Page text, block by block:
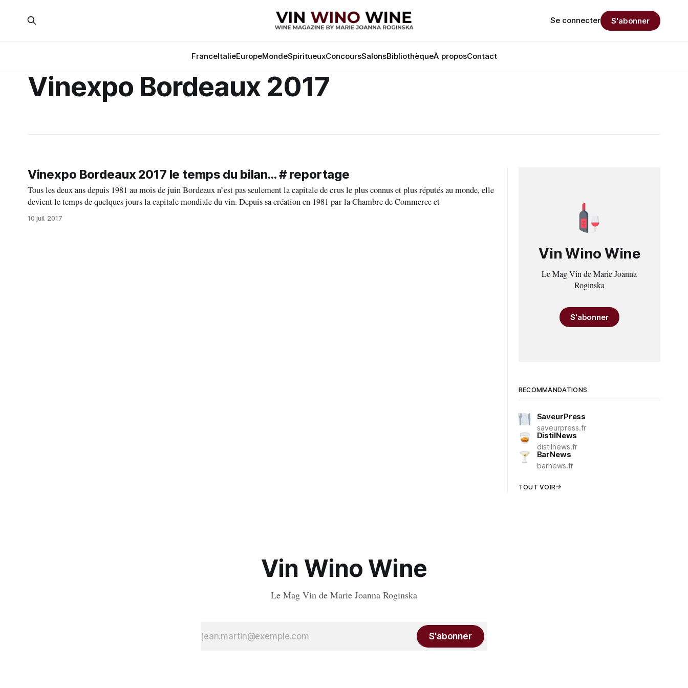
FranceItalieEuropeMondeSpiritueuxConcoursSalonsBibliothèqueÀ proposContact
Se connecter S'abonner
Vinexpo Bordeaux 2017
Vinexpo Bordeaux 2017 le temps du bilan... # reportage
Tous les deux ans depuis 1981 au mois de juin Bordeaux n’est pas seulement la capitale de crus le plus connus et plus réputés au monde, elle
devient le temps de quelques jours la capitale mondiale du vin. Depuis sa création en 1981 par la Chambre de Commerce et
10 juil. 2017
Vin Wino Wine
Le Mag Vin de Marie Joanna
Roginska
S'abonner
RECOMMANDATIONS
SaveurPress
saveurpress.fr
DistilNews
distilnews.fr
BarNews
barnews.fr
TOUT VOIR
Vin Wino Wine
Le Mag Vin de Marie Joanna Roginska
S'abonner